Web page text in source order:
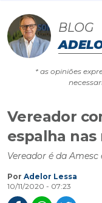
BLOG
* as opiniões
Vereador
espalha nas
Vereador é da
Por Adelor Lessa
10/11/2020 - 07:23